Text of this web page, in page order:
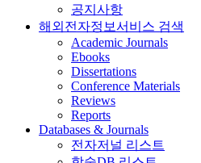
공지사항
해외전자정보서비스 검색
Academic Journals
Ebooks
Dissertations
Conference Materials
Reviews
Reports
Databases & Journals
전자저널 리스트